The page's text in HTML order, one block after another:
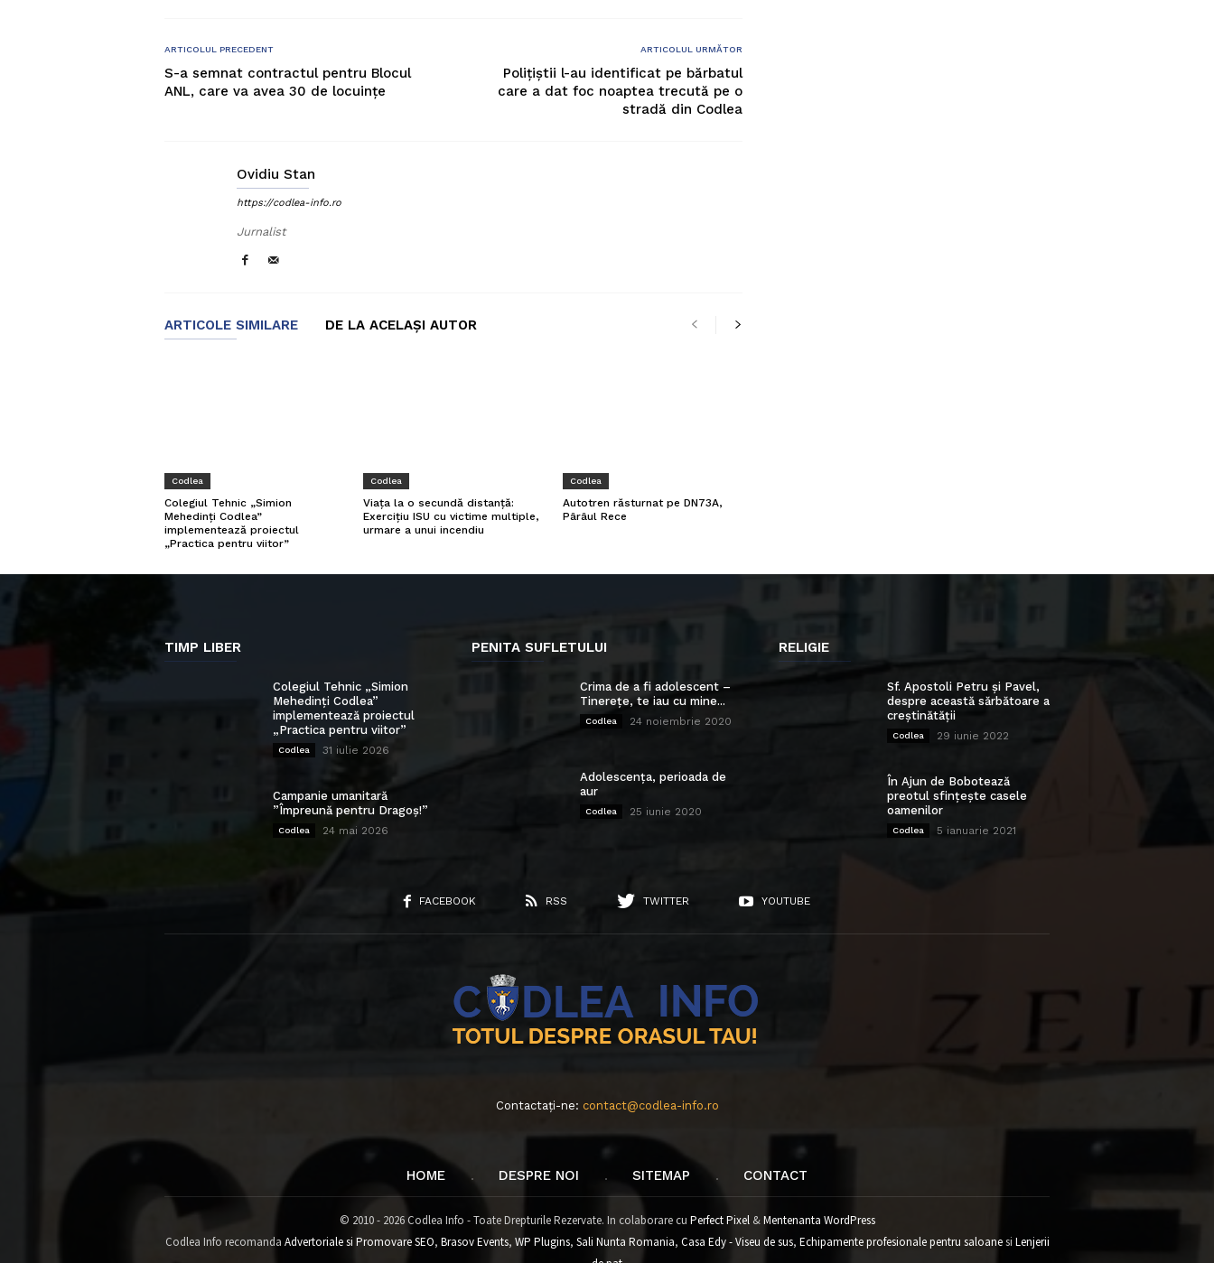
ARTICOLUL PRECEDENT
S-a semnat contractul pentru Blocul
ANL, care va avea 30 de locuințe
ARTICOLUL URMĂTOR
Polițiștii l-au identificat pe bărbatul
care a dat foc noaptea trecută pe o
stradă din Codlea
Ovidiu Stan
https://codlea-info.ro
Jurnalist
ARTICOLE SIMILARE DE LA ACELAȘI AUTOR
Codlea
Colegiul Tehnic „Simion
Mehedinți Codlea”
implementează proiectul
„Practica pentru viitor”
Codlea
Viața la o secundă distanță:
Exercițiu ISU cu victime multiple,
urmare a unui incendiu
Codlea
Autotren răsturnat pe DN73A,
Pârâul Rece
TIMP LIBER
Colegiul Tehnic „Simion
Mehedinți Codlea”
implementează proiectul
„Practica pentru viitor”
Codlea 31 iulie 2026
Campanie umanitară
”Împreună pentru Dragoș!”
Codlea 24 mai 2026
PENITA SUFLETULUI
Crima de a fi adolescent –
Tinerețe, te iau cu mine...
Codlea 24 noiembrie 2020
Adolescența, perioada de
aur
Codlea 25 iunie 2020
RELIGIE
Sf. Apostoli Petru și Pavel,
despre această sărbătoare a
creștinătății
Codlea 29 iunie 2022
În Ajun de Bobotează
preotul sfințește casele
oamenilor
Codlea 5 ianuarie 2021
FACEBOOK RSS TWITTER YOUTUBE
Contactați-ne: contact@codlea-info.ro
HOME DESPRE NOI SITEMAP CONTACT
© 2010 - 2026 Codlea Info - Toate Drepturile Rezervate. In colaborare cu Perfect Pixel&Mentenanta WordPress
Codlea Info recomanda Advertoriale si Promovare SEO, Brasov Events, WP Plugins, Sali Nunta Romania, Casa Edy - Viseu de sus, Echipamente profesionale pentru saloanesi Lenjerii